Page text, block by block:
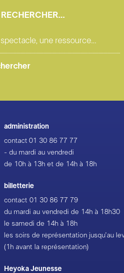
RECHERCHER…
administration
contact01 30 86 77 77
- du mardi au vendredi
de 10h à 13h et de 14h à 18h
billetterie
contact01 30 86 77 79
du mardi au vendredi de 14h à 18h30
le samedi de 14h à 18h
les soirs de représentation jusqu’au
(1h avant la représentation)
Heyoka Jeunesse